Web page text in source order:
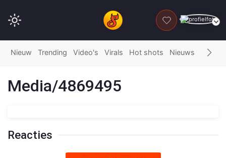
DONEER
Nieuw Trending Video's Virals Hot shots Nieuws Fails
Media/4869495
Reacties